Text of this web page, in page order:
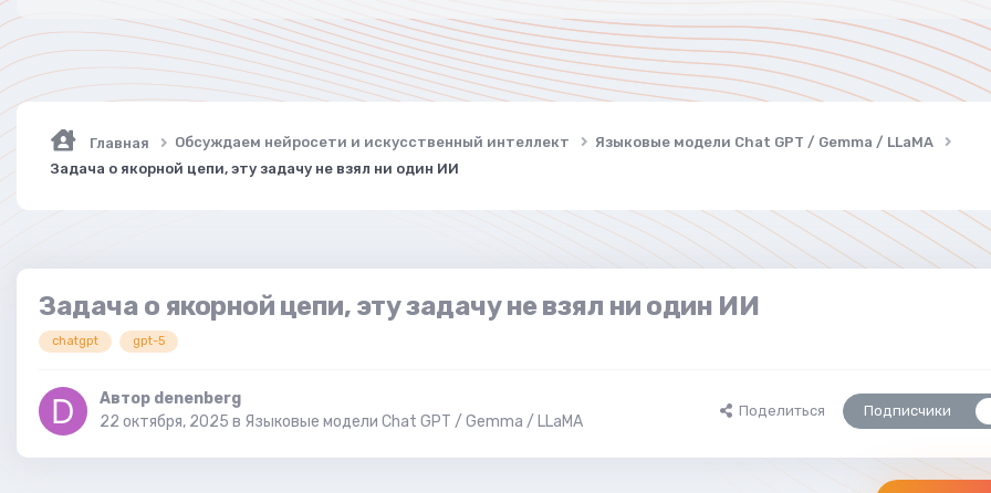
Главная Обсуждаем нейросети и искусственный интеллект
Языковые модели Chat GPT / Gemma / LLaMA
Задача о якорной цепи, эту задачу не взял ни один ИИ
Задача о якорной цепи, эту задачу не взял ни один ИИ
chatgpt gpt-5
Автор denenberg
22 октября, 2025 в Языковые модели Chat GPT / Gemma / LLaMA
Поделиться Подписчики